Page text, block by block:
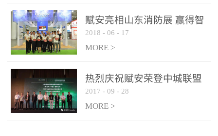
现火焰的跟踪和识别。能
更早的进行预警，达到早
报早防的效果。 系统构
成示意图： 图像型火灾
和监控端两大部分组成。
两者之间通过以太网相
联，一台监控主机最多可
赋安亮相山东消防展 赢得智
慧消防新荣耀
2018 - 06 - 17
MORE >
热烈庆祝赋安荣登中城联盟
联合采购战略合作平台
2017 - 09 - 28
MORE >